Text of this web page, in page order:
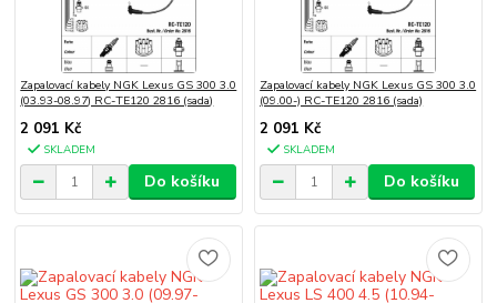
Zapalovací kabely NGK Lexus GS 300 3.0
(03.93-08.97) RC-TE120 2816 (sada)
2 091 Kč
SKLADEM
Do košíku
Zapalovací kabely NGK Lexus GS 300 3.0
(09.00-) RC-TE120 2816 (sada)
2 091 Kč
SKLADEM
Do košíku